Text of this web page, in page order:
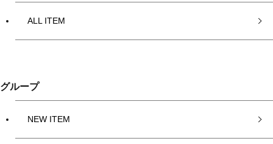
ALL ITEM
グループ
NEW ITEM